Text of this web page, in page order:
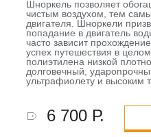
Шноркель позволяет
чистым воздухом, тем
двигателя. Шноркели
попадание в двигатель
часто зависит
успех путешествия в
полиэтилена низкой
долговечный,
ультрафиолету и высоким
6 700 Р.